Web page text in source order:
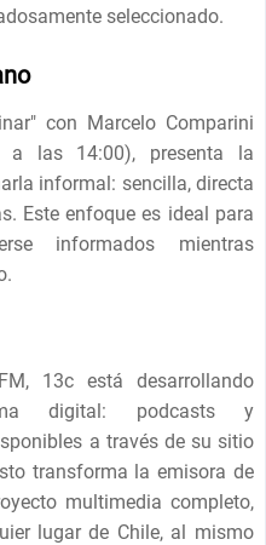
seleccionado.
con Marcelo Comparini
las 14:00), presenta la
informal: sencilla, directa
Este enfoque es ideal para
informados mientras
13c está desarrollando
digital: podcasts y
a través de su sitio
transforma la emisora ​​de
multimedia completo,
lugar de Chile, al mismo